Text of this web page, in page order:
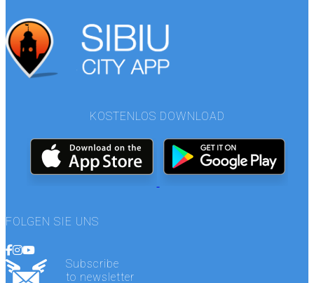
KOSTENLOS DOWNLOAD
FOLGEN SIE UNS
Subscribe
to newsletter